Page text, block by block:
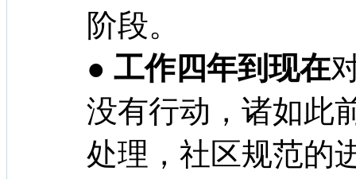
阶段。
● 工作四年到现在
没有行动，诸如此
处理，社区规范的